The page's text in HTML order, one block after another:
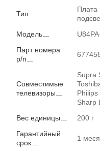
Тип
Плата
Модель
Парт номера
p/n
Совместимые
телевизоры
Supra
Philips
Sharp
Вес единицы
200 г
Гарантийный
срок
1